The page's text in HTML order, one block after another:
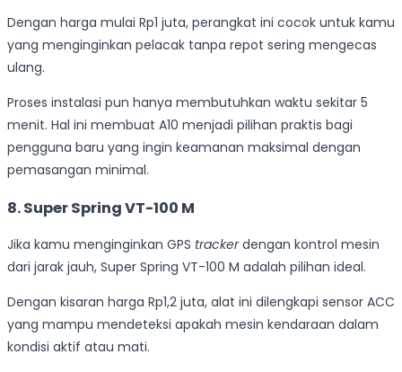
Dengan harga mulai Rp1 juta, perangkat ini cocok untuk kamu
yang menginginkan pelacak tanpa repot sering mengecas
ulang.
Proses instalasi pun hanya membutuhkan waktu sekitar 5
menit. Hal ini membuat A10 menjadi pilihan praktis bagi
pengguna baru yang ingin keamanan maksimal dengan
pemasangan minimal.
8. Super Spring VT-100 M
Jika kamu menginginkan GPS trackerdengan kontrol mesin
dari jarak jauh, Super Spring VT-100 M adalah pilihan ideal.
Dengan kisaran harga Rp1,2 juta, alat ini dilengkapi sensor ACC
yang mampu mendeteksi apakah mesin kendaraan dalam
kondisi aktif atau mati.